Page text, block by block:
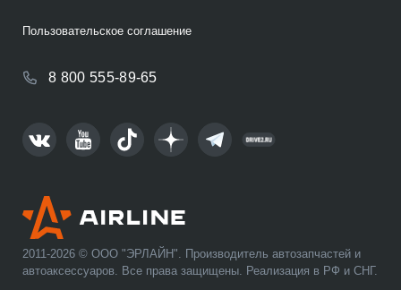
2011-2026 © ООО "ЭРЛАЙН". Производитель автозапчастей и
автоаксессуаров. Все права защищены. Реализация в РФ и СНГ.
8 800 555-89-65
Пользовательское соглашение